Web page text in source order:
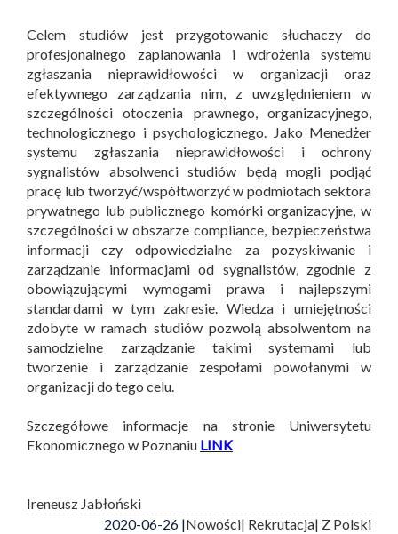
Celem studiów jest przygotowanie słuchaczy do
profesjonalnego zaplanowania i wdrożenia systemu
zgłaszania nieprawidłowości w organizacji oraz
efektywnego zarządzania nim, z uwzględnieniem w
szczególności otoczenia prawnego, organizacyjnego,
technologicznego i psychologicznego. Jako Menedżer
systemu zgłaszania nieprawidłowości i ochrony
sygnalistów absolwenci studiów będą mogli podjąć
pracę lub tworzyć/współtworzyć w podmiotach sektora
prywatnego lub publicznego komórki organizacyjne, w
szczególności w obszarze compliance, bezpieczeństwa
informacji czy odpowiedzialne za pozyskiwanie i
zarządzanie informacjami od sygnalistów, zgodnie z
obowiązującymi wymogami prawa i najlepszymi
standardami w tym zakresie. Wiedza i umiejętności
zdobyte w ramach studiów pozwolą absolwentom na
samodzielne zarządzanie takimi systemami lub
tworzenie i zarządzanie zespołami powołanymi w
organizacji do tego celu.
Szczegółowe informacje na stronie Uniwersytetu
Ekonomicznego w Poznaniu LINK
Ireneusz Jabłoński
2020-06-26 |Nowości| Rekrutacja| Z Polski